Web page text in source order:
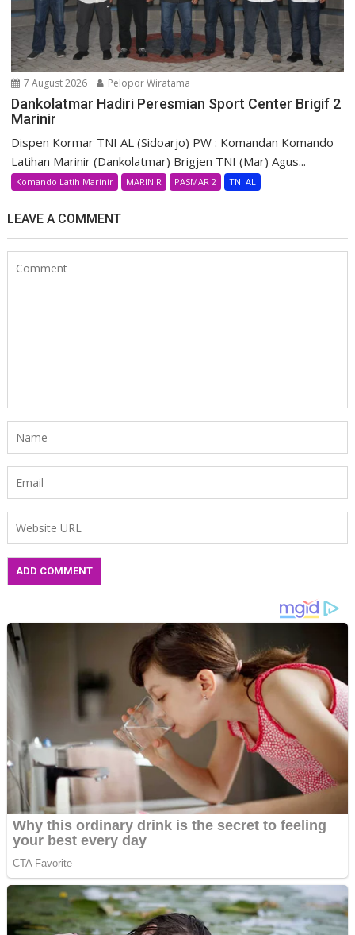
7 August 2026 Pelopor Wiratama
Dankolatmar Hadiri Peresmian Sport Center Brigif 2
Marinir
Dispen Kormar TNI AL (Sidoarjo) PW : Komandan Komando
Latihan Marinir (Dankolatmar) Brigjen TNI (Mar) Agus...
Komando Latih Marinir MARINIR PASMAR 2 TNI AL
LEAVE A COMMENT